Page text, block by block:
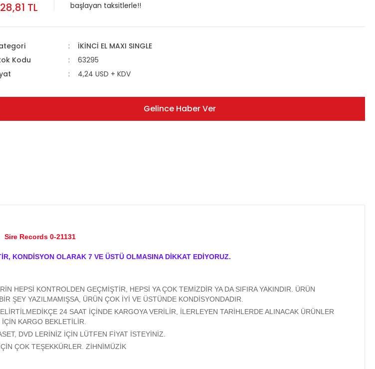
TL
başlayan taksitlerle!!
İKİNCİ EL MAXI SINGLE
Kodu
63295
4,24 USD + KDV
Gelince Haber Ver
Sire Records 0-21131
KONDİSYON OLARAK 7 VE ÜSTÜ OLMASINA DİKKAT EDİYORUZ.
HEPSİ KONTROLDEN GEÇMİŞTİR, HEPSİ YA ÇOK TEMİZDİR YA DA SIFIRA YAKINDIR. ÜRÜN
ŞEY YAZILMAMIŞSA, ÜRÜN ÇOK İYİ VE ÜSTÜNDE KONDİSYONDADIR.
24 SAAT İÇİNDE KARGOYA VERİLİR, İLERLEYEN TARİHLERDE ALINACAK ÜRÜNLER
İÇİN KARGO BEKLETİLİR.
DVD LERİNİZ İÇİN LÜTFEN FİYAT İSTEYİNİZ.
ÇOK TEŞEKKÜRLER. ZİHNİMÜZİK